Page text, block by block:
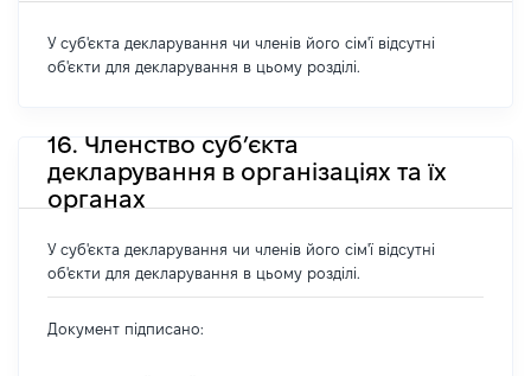
У суб'єкта декларування чи членів його сім'ї відсутні
об'єкти для декларування в цьому розділі.
16. Членство суб’єкта
декларування в організаціях та їх
органах
У суб'єкта декларування чи членів його сім'ї відсутні
об'єкти для декларування в цьому розділі.
Документ підписано: